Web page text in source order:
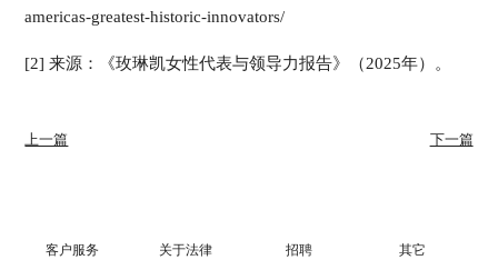
americas-greatest-historic-innovators/
[2] 来源：《玫琳凯女性代表与领导力报告》（2025年）。
上一篇 下一篇
客户服务 关于法律 招聘 其它